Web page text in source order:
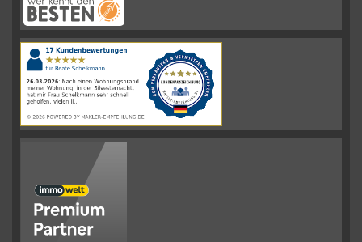
Schelkmann
Immobilienhat
|110Schelkmann
ImmobilienBewertungen
auf
werkenntdenBESTEN.de